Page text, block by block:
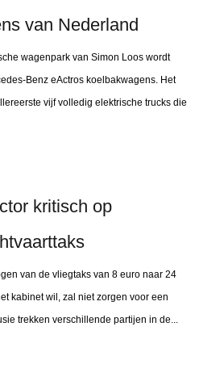
van Nederland
wagenpark van Simon Loos wordt
Benz eActros koelbakwagens. Het
vijf volledig elektrische trucks die
kritisch op
van de vliegtaks van 8 euro naar 24
kabinet wil, zal niet zorgen voor een
trekken verschillende partijen in de...